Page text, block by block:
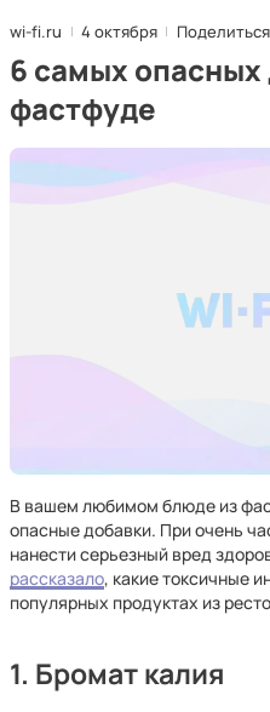
wi-fi.ru 4 октября Поделиться
6 самых опасных
фастфуде
В вашем любимом блюде из
опасные добавки. При очень
нанести серьезный вред
рассказало, какие токсичные
популярных продуктах из
1. Бромат калия